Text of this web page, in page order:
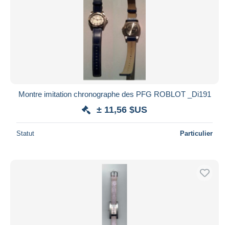
Montre imitation chronographe des PFG ROBLOT _Di191
± 11,56 $US
Statut Particulier